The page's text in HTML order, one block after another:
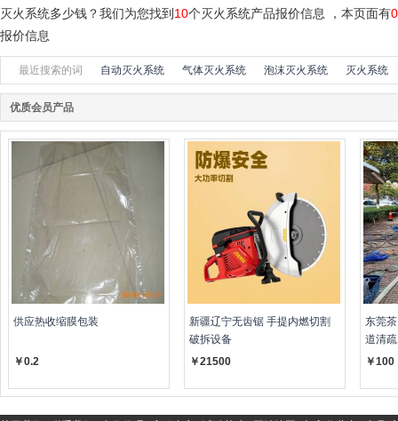
灭火系统多少钱？我们为您找到 10个灭火系统产品报价信息 ，本页面有0
报价信息
最近搜索的词 自动灭火系统 气体灭火系统 泡沫灭火系统 灭火系统
ato粉
优质会员产品
供应热收缩膜包装
￥0.2
新疆辽宁无齿锯 手提内燃切割
破拆设备
￥21500
东莞
道清疏
￥100